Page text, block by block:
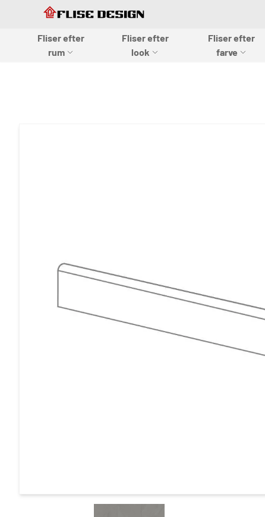
Skip to Content
Skip to Content
Flise design
Fliser efter
rum
Fliser efter
look
Fliser efter
farve